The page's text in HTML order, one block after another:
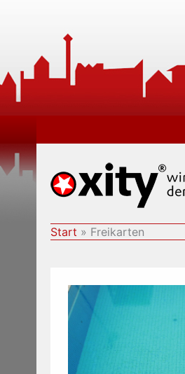
Start Freikarten